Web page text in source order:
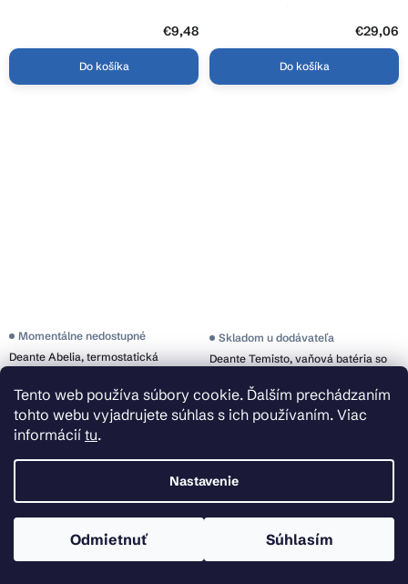
Tento web používa súbory cookie. Ďalším prechádzaním
tohto webu vyjadrujete súhlas s ich používaním. Viac
informácií tu.
Nastavenie
Odmietnuť Súhlasím
€9,48
Do košíka
€29,06
Do košíka
Deante Abelia, termostatická
sprchou, chrómová, NAC_017T
Momentálne nedostupné
€257,32
Deante Temisto, vaňová batéria so
BQT_011D
Skladom u dodávateľa
€166,37